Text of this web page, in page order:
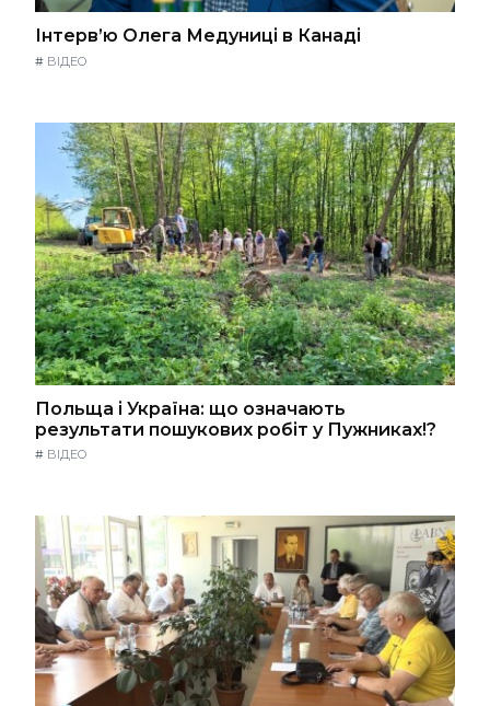
Інтерв’ю Олега Медуниці в Канаді
# ВІДЕО
Польща і Україна: що означають
результати пошукових робіт у Пужниках!?
# ВІДЕО